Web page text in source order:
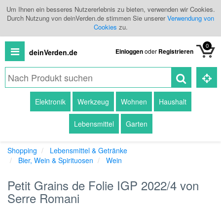
Um Ihnen ein besseres Nutzererlebnis zu bieten, verwenden wir Cookies.
Durch Nutzung von deinVerden.de stimmen Sie unsererVerwendung von
Cookies zu.
deinVerden.de Einloggenoder Registrieren
0
Produkte
Händlerübersicht
Elektronik Werkzeug Wohnen Haushalt
Lebensmittel Garten
Shopping
Lebensmittel & Getränke
Bier, Wein & Spirituosen
Wein
Petit Grains de Folie IGP 2022/4 von
Serre Romani